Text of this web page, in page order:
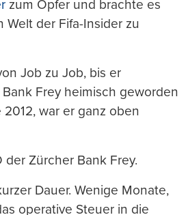
zum Opfer und brachte es
Welt der Fifa-Insider zu
Job zu Job, bis er
Frey heimisch geworden
2012, war er ganz oben
der Zürcher Bank Frey.
Dauer. Wenige Monate,
operative Steuer in die